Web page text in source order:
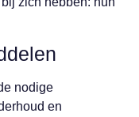
nodige
en